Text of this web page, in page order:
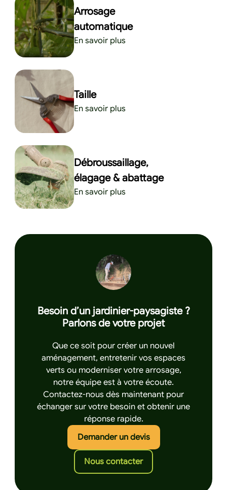
Arrosage
automatique
En savoir plus
Taille
En savoir plus
Débroussaillage,
élagage & abattage
En savoir plus
Besoin d’un jardinier-paysagiste ?
Parlons de votre projet
Que ce soit pour créer un nouvel
aménagement, entretenir vos espaces
verts ou moderniser votre arrosage,
notre équipe est à votre écoute.
Contactez-nous dès maintenant pour
échanger sur votre besoin et obtenir une
réponse rapide.
Demander un devisCliquez ici pour
Nous contacterCliquez ici pour nous